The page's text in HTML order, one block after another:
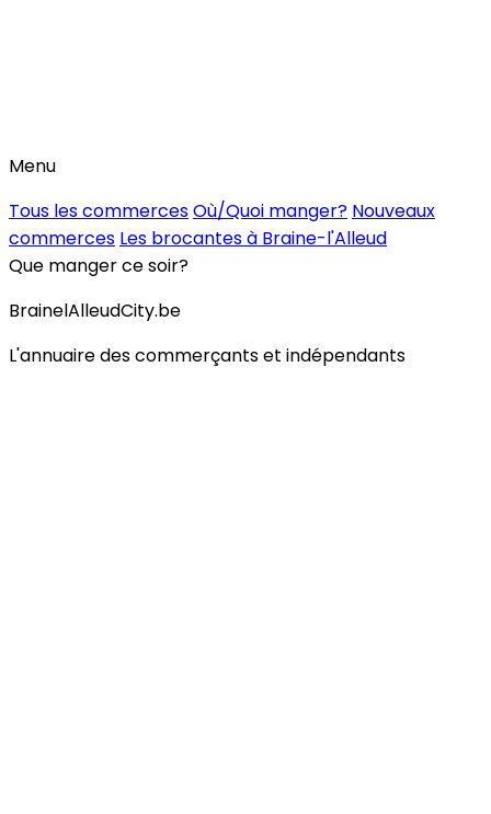
Menu
Tous les commercesOù/Quoi manger? Nouveaux
commerces Les brocantes à Braine-l'Alleud
Que manger ce soir?
BrainelAlleudCity.be
L'annuaire des commerçants et indépendants